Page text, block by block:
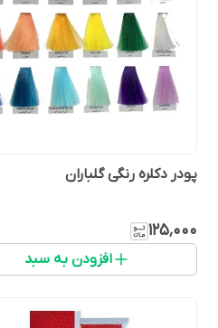
پودر دکلره رنگی گلباران
۱۲۵٬۰۰۰
افزودن به سبد